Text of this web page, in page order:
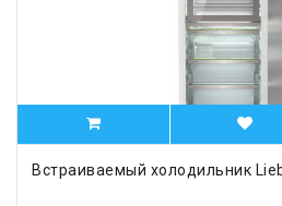
Встраиваемый холодильник